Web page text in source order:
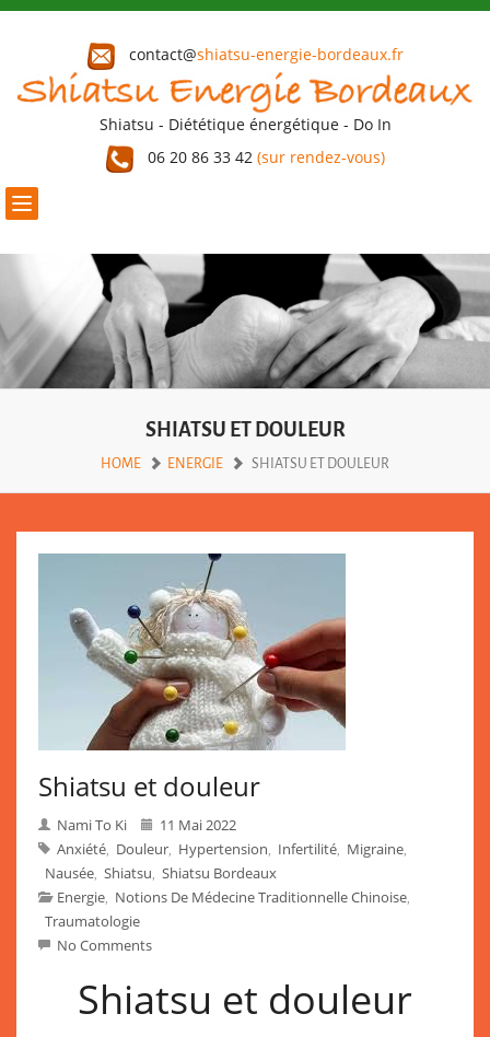
contact@shiatsu-energie-bordeaux.fr
Shiatsu - Diététique énergétique - Do In
06 20 86 33 42 (sur rendez-vous)
Toggle
navigation
SHIATSU ET DOULEUR
HOME ENERGIE SHIATSU ET DOULEUR
Shiatsu et douleur
Nami To Ki
11 Mai 2022
Anxiété Douleur Hypertension Infertilité Migraine
Nausée Shiatsu Shiatsu Bordeaux
Energie Notions De Médecine Traditionnelle Chinoise
Traumatologie
No Comments
Shiatsu et douleur